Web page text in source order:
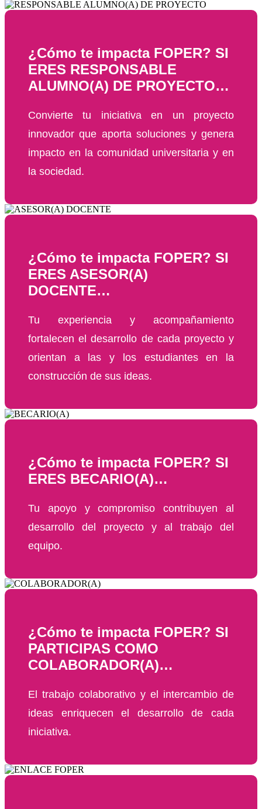
¿Cómo te impacta FOPER? SI
ERES RESPONSABLE
ALUMNO(A) DE PROYECTO…
Convierte tu iniciativa en un proyecto
innovador que aporta soluciones y genera
impacto en la comunidad universitaria y en
la sociedad.
¿Cómo te impacta FOPER? SI
ERES ASESOR(A)
DOCENTE…
Tu experiencia y acompañamiento
fortalecen el desarrollo de cada proyecto y
orientan a las y los estudiantes en la
construcción de sus ideas.
¿Cómo te impacta FOPER? SI
ERES BECARIO(A)…
Tu apoyo y compromiso contribuyen al
desarrollo del proyecto y al trabajo del
equipo.
¿Cómo te impacta FOPER? SI
PARTICIPAS COMO
COLABORADOR(A)…
El trabajo colaborativo y el intercambio de
ideas enriquecen el desarrollo de cada
iniciativa.